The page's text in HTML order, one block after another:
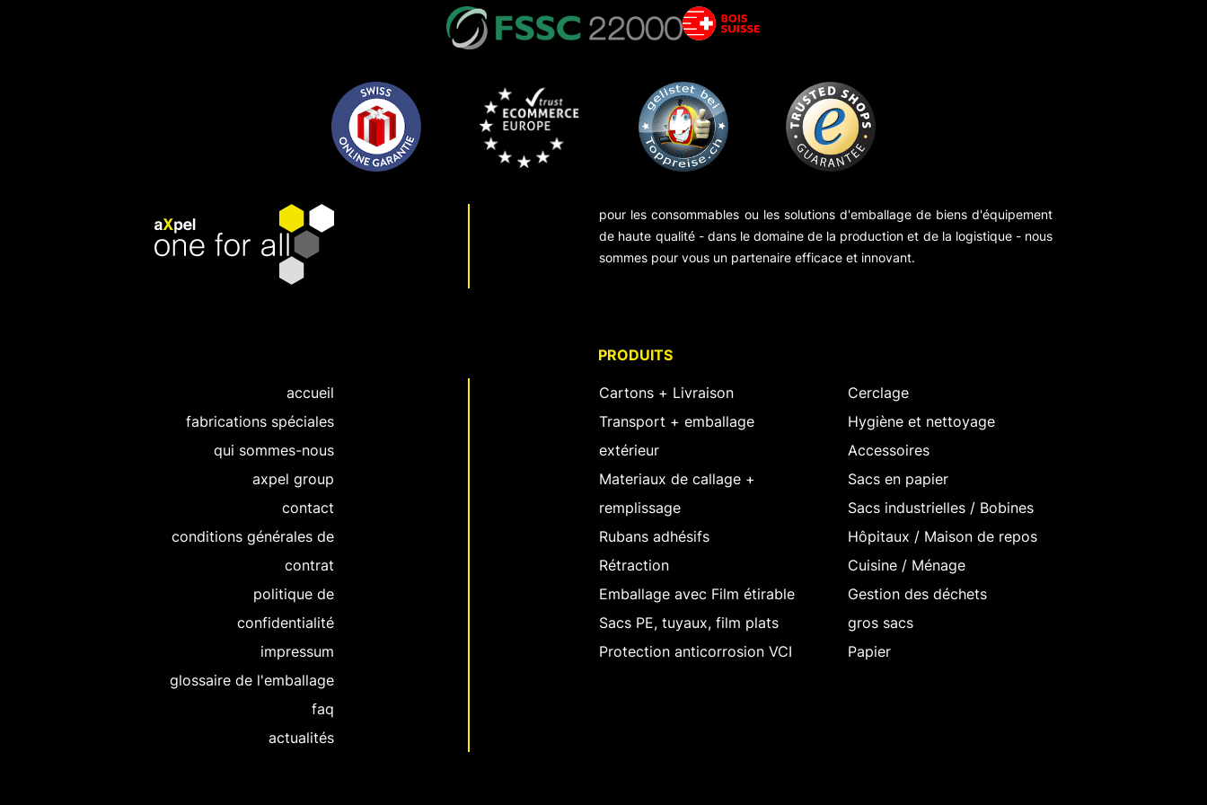
pour les consommables ou les solutions d'emballage de biens d'équipement
de haute qualité - dans le domaine de la production et de la logistique - nous
sommes pour vous un partenaire efficace et innovant.
PRODUITS
accueil
fabrications spéciales
qui sommes-nous
axpel group
contact
conditions générales de
contrat
politique de
confidentialité
impressum
glossaire de l'emballage
faq
actualités
Cartons + Livraison
Transport + emballage
extérieur
Materiaux de callage +
remplissage
Rubans adhésifs
Rétraction
Emballage avec Film étirable
Sacs PE, tuyaux, film plats
Protection anticorrosion VCI
Cerclage
Hygiène et nettoyage
Accessoires
Sacs en papier
Sacs industrielles / Bobines
Hôpitaux / Maison de repos
Cuisine / Ménage
Gestion des déchets
gros sacs
Papier